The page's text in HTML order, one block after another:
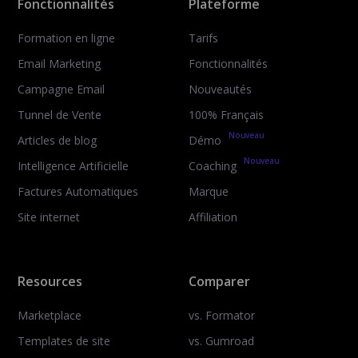
Fonctionnalités
Formation en ligne
Email Marketing
Campagne Email
Tunnel de Vente
Articles de blog
Intelligence Artificielle
Factures Automatiques
Site internet
Plateforme
Tarifs
Fonctionnalités
Nouveautés
100% Français
Démo
Nouveau
Coaching Nouveau
Marque
Affiliation
Resources
Marketplace
Templates de site
Comparer
vs. Formator
vs. Gumroad